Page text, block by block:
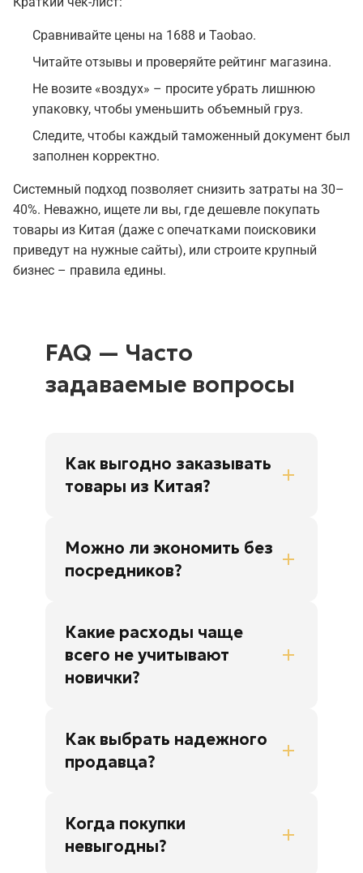
Сравнивайте цены на 1688 и Taobao.
Читайте отзывы и проверяйте рейтинг магазина.
Не возите «воздух» – просите убрать лишнюю
упаковку, чтобы уменьшить объемный груз.
Следите, чтобы каждый таможенный документ был
заполнен корректно.
Системный подход позволяет снизить затраты на 30–
40%. Неважно, ищете ли вы, где дешевле покупать
товары из Китая (даже с опечатками поисковики
приведут на нужные сайты), или строите крупный
бизнес – правила едины.
FAQ — Часто
задаваемые вопросы
Как выгодно заказывать
товары из Китая?
Можно ли экономить без
посредников?
Какие расходы чаще
всего не учитывают
новички?
Как выбрать надежного
продавца?
Когда покупки
невыгодны?